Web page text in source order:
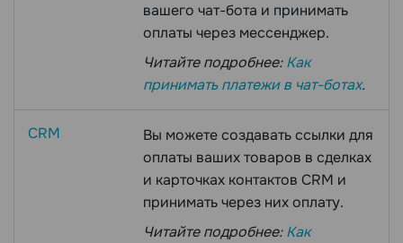
вашего чат-бота и принимать
оплаты через мессенджер.
Читайте подробнее:Как
принимать платежи в чат-ботах.
CRM
Вы можете создавать ссылки для
оплаты ваших товаров в сделках
и карточках контактов CRM и
принимать через них оплату.
Читайте подробнее:Как